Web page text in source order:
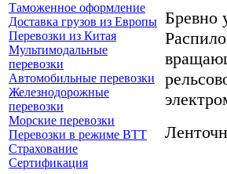
Таможенное оформление
Доставка грузов из Европы
Перевозки из Китая
Мультимодальные
перевозки
Автомобильные перевозки
Железнодорожные
перевозки
Морские перевозки
Перевозки в режиме ВТТ
Страхование
Сертификация
Бревно